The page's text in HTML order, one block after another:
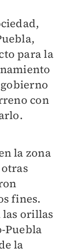
para la
con
la zona
fines.
las orillas
Puebla
la